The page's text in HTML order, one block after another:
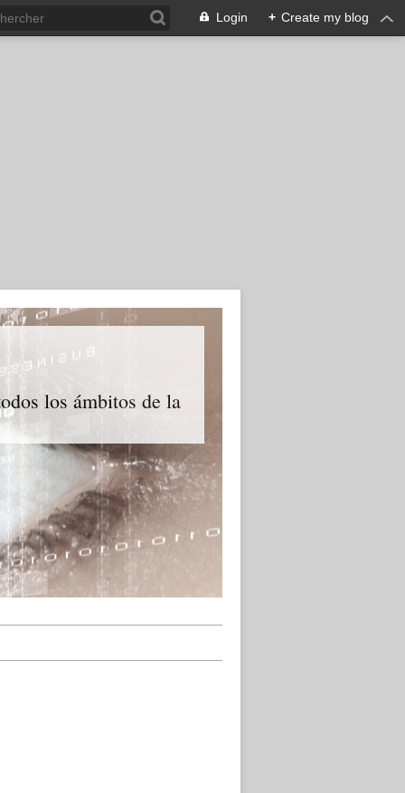
Login + Create my blog
los ámbitos de la